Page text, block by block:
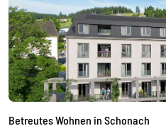
Betreutes Wohnen in Schonach